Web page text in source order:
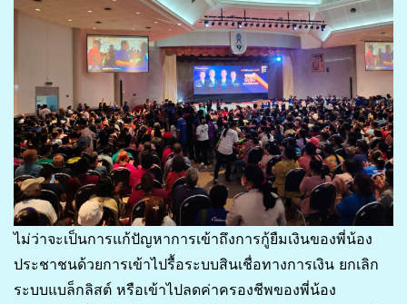
ไม่ว่าจะเป็นการแก้ปัญหาการเข้าถึงการกู้ยืมเงินของพี่น้อง
ประชาชนด้วยการเข้าไปรื้อระบบสินเชื่อทางการเงิน ยกเลิก
ระบบแบล็กลิสต์ หรือเข้าไปลดค่าครองชีพของพี่น้อง